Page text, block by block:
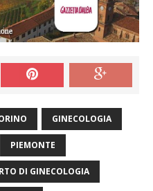
GINECOLOGIA
PIEMONTE
DI GINECOLOGIA